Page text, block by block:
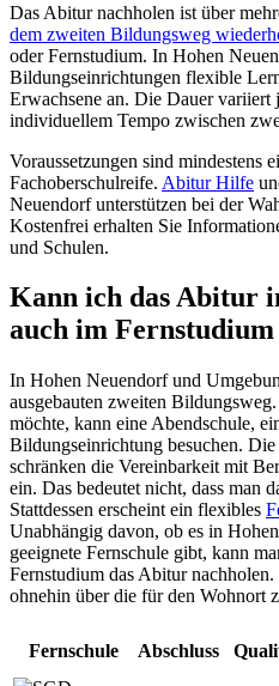
Das Abitur nachholen ist über
dem zweiten Bildungsweg
oder Fernstudium. In Hohen
Bildungseinrichtungen flexible
Erwachsene an. Die Dauer variiert
individuellem Tempo zwischen
Voraussetzungen sind mindestens
Fachoberschulreife. Abitur Hilfe
Neuendorf unterstützen bei der
Kostenfrei erhalten Sie
und Schulen.
Kann ich das Abitur
auch im Fernstudium
In Hohen Neuendorf und
ausgebauten zweiten
möchte, kann eine Abendschule,
Bildungseinrichtung besuchen.
schränken die Vereinbarkeit mit
ein. Das bedeutet nicht, dass man
Stattdessen erscheint ein flexibles
Unabhängig davon, ob es in
geeignete Fernschule gibt, kann
Fernstudium das Abitur
ohnehin über die für den Wohnort
Fernschule Abschluss